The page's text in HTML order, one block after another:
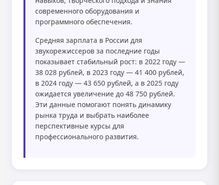
современного оборудования и
программного обеспечения.
Средняя зарплата в России для
звукорежиссеров за последние годы
показывает стабильный рост: в 2022 году —
38 028 рублей, в 2023 году — 41 400 рублей,
в 2024 году — 43 650 рублей, а в 2025 году
ожидается увеличение до 48 750 рублей.
Эти данные помогают понять динамику
рынка труда и выбрать наиболее
перспективные курсы для
профессионального развития.